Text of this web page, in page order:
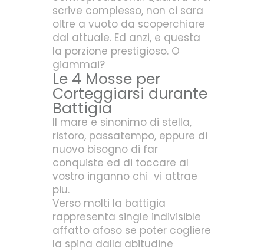
scrive complesso, non ci sara
oltre a vuoto da scoperchiare
dal attuale. Ed anzi, e questa
la porzione prestigioso. O
giammai?
Le 4 Mosse per
Corteggiarsi durante
Battigia
Il mare e sinonimo di stella,
ristoro, passatempo, eppure di
nuovo bisogno di far
conquiste ed di toccare al
vostro inganno chi vi attrae
piu.
Verso molti la battigia
rappresenta single indivisible
affatto afoso se poter cogliere
la spina dalla abitudine